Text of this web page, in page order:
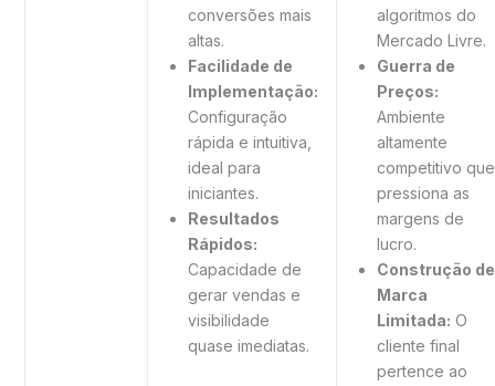
conversões mais
altas.
Facilidade de
Implementação:
Configuração
rápida e intuitiva,
ideal para
iniciantes.
Resultados
Rápidos:
Capacidade de
gerar vendas e
visibilidade
quase imediatas.
algoritmos do
Mercado Livre.
Guerra de
Preços:
Ambiente
altamente
competitivo que
pressiona as
margens de
lucro.
Construção de
Marca
Limitada: O
cliente final
pertence ao